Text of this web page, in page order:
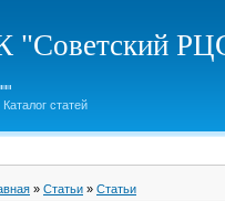
"Советский
Каталог статей
» Статьи » Статьи